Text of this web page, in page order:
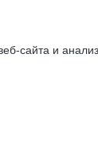
сайта и